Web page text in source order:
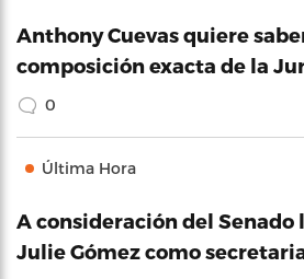
Anthony Cuevas quiere
composición exacta de la
0
Última Hora
A consideración del
Julie Gómez como